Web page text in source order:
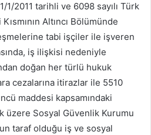
1/2011 tarihli ve 6098 sayılı Türk
Altıncı Bölümünde
tabi işçiler ile işveren
iş ilişkisi nedeniyle
doğan her türlü hukuk
cezalarına itirazlar ile 5510
maddesi kapsamındaki
üzere Sosyal Güvenlik Kurumu
taraf olduğu iş ve sosyal